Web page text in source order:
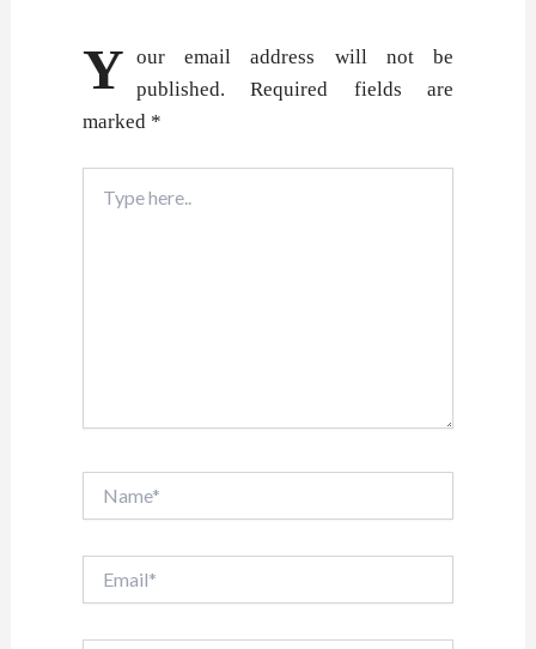
Y our email address will not be
published.
Required fields are
marked *
here..